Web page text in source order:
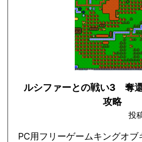
ルシファーとの戦い3 奪
攻略
投
PC用フリーゲームキングオブ